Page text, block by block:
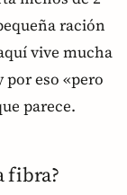
ración
vive mucha
eso «pero
parece.
fibra?